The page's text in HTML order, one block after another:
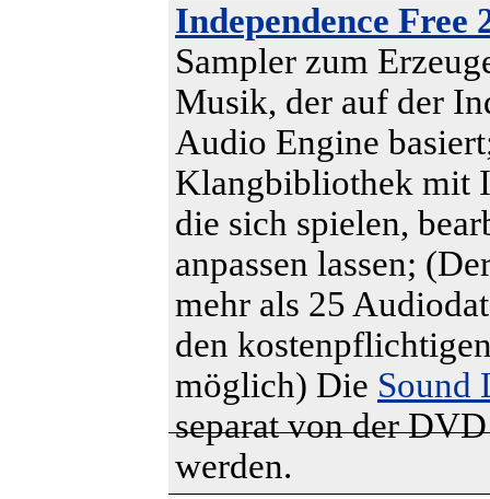
Independence Free
Sampler zum
Musik, der auf der
Audio Engine
Klangbibliothek mit
die sich spielen,
anpassen lassen;
mehr als 25
den
möglich) Die Sound
separat von der
werden.